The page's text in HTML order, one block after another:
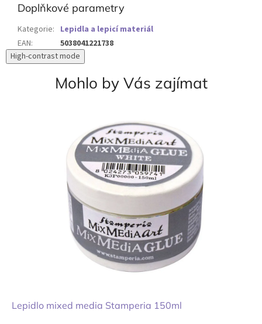
Doplňkové parametry
Kategorie: Lepidla a lepicí materiál
EAN:
5038041221738
High-contrast mode
Mohlo by Vás zajímat
Lepidlo mixed media Stamperia 150ml